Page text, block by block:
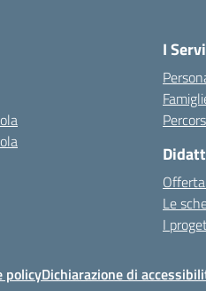
I
Le
I
policyDichiarazione di